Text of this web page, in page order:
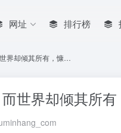
网址 排行榜
界却倾其所有，慷…
世界却倾其所